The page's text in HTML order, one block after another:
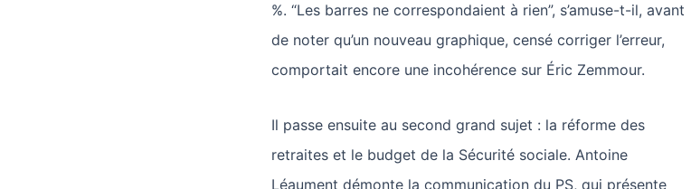
%. “Les barres ne correspondaient à rien”, s’amuse-t-il, avant
de noter qu’un nouveau graphique, censé corriger l’erreur,
comportait encore une incohérence sur Éric Zemmour.
Il passe ensuite au second grand sujet : la réforme des
retraites et le budget de la Sécurité sociale. Antoine
Léaument démonte la communication du PS, qui présente